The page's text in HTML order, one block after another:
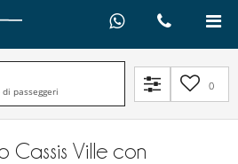
passeggeri 0
Cassis Ville con